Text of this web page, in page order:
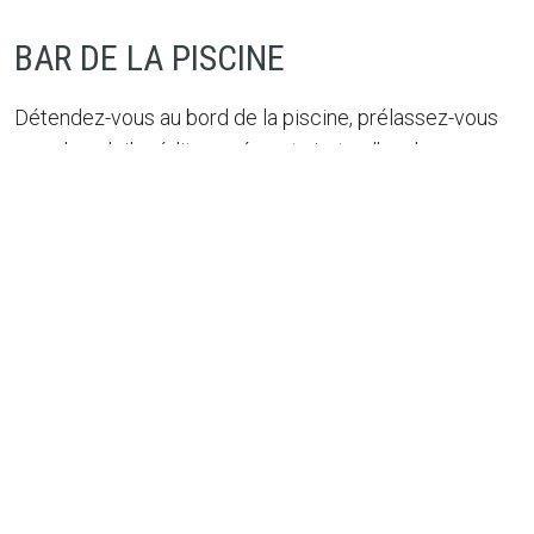
BAR DE LA PISCINE
Détendez-vous au bord de la piscine, prélassez-vous
sous le soleil méditerranéen et sirotez l’un de nos